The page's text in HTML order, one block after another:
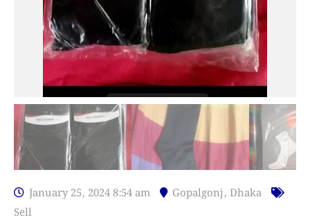
January 25, 2024 8:54 am Gopalgonj, Dhaka
Sell